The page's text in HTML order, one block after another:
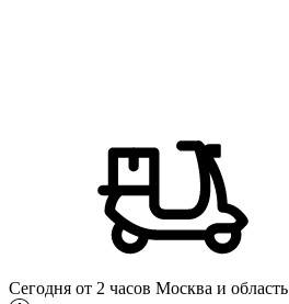
Сегодня от 2 часов Москва и область